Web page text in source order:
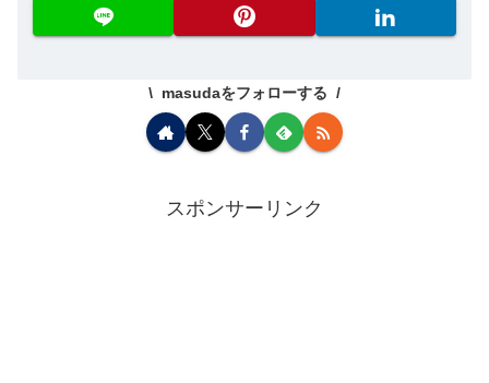
masudaをフォローする
スポンサーリンク